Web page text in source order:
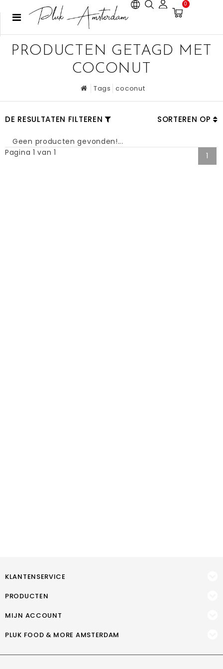
0
PRODUCTEN GETAGD MET
COCONUT
Tags coconut
DE RESULTATEN FILTEREN SORTEREN OP
Geen producten gevonden!...
Pagina 1 van 1
1
KLANTENSERVICE
PRODUCTEN
MIJN ACCOUNT
PLUK FOOD & MORE AMSTERDAM